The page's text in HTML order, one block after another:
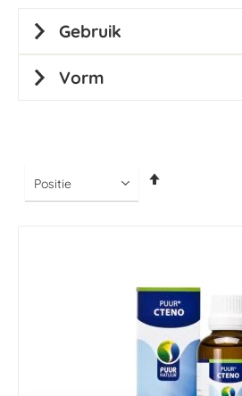
Gebruik
Vorm